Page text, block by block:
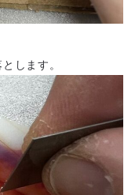
します。